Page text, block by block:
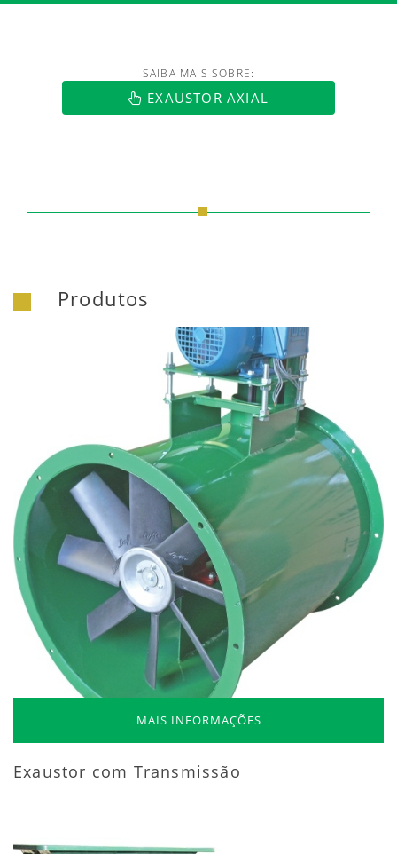
https://www.luftmaxi.com.br/
SAIBA MAIS SOBRE:
EXAUSTOR AXIAL
Produtos
MAIS INFORMAÇÕES
Exaustor com Transmissão